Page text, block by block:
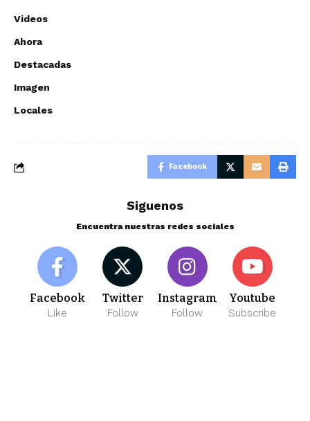
Videos
Ahora
Destacadas
Imagen
Locales
Facebook
Siguenos
Encuentra nuestras redes sociales
Facebook
Like
Twitter
Follow
Instagram
Follow
Youtube
Subscribe